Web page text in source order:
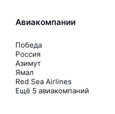
Авиакомпании
Победа
Россия
Азимут
Ямал
Red Sea Airlines
Ещё 5 авиакомпаний